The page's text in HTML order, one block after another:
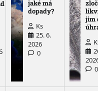
jaké má
dopady?
Ks
25. 6.
2026
0
jim
0